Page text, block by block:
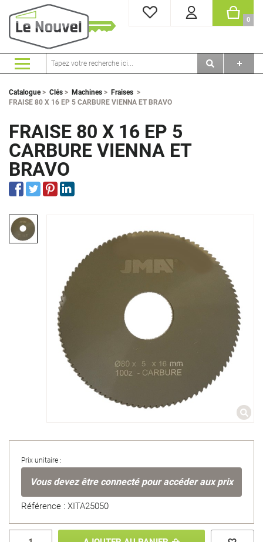
MES FAVORIS
0
Catalogue> Clés > Machines > Fraises >
FRAISE 80 X 16 EP 5 CARBURE VIENNA ET BRAVO
FRAISE 80 X 16 EP 5
CARBURE VIENNA ET
BRAVO
Prix unitaire :
Vous devez être connecté pour accéder aux prix
Référence : XITA25050